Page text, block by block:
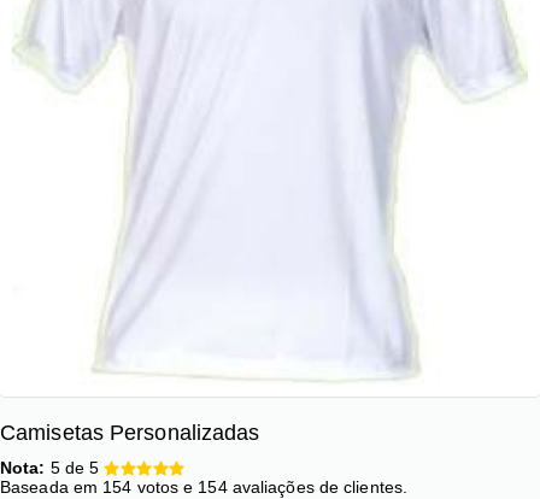
Camisetas Personalizadas
Nota: 5de5
Baseada em 154 votos e 154avaliações de clientes.